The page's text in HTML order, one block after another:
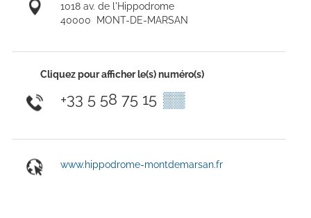
1018 av. de l'Hippodrome
40000 MONT-DE-MARSAN
Cliquez pour afficher le(s) numéro(s)
+33 5 58 75 15 ▒▒
www.hippodrome-montdemarsan.fr